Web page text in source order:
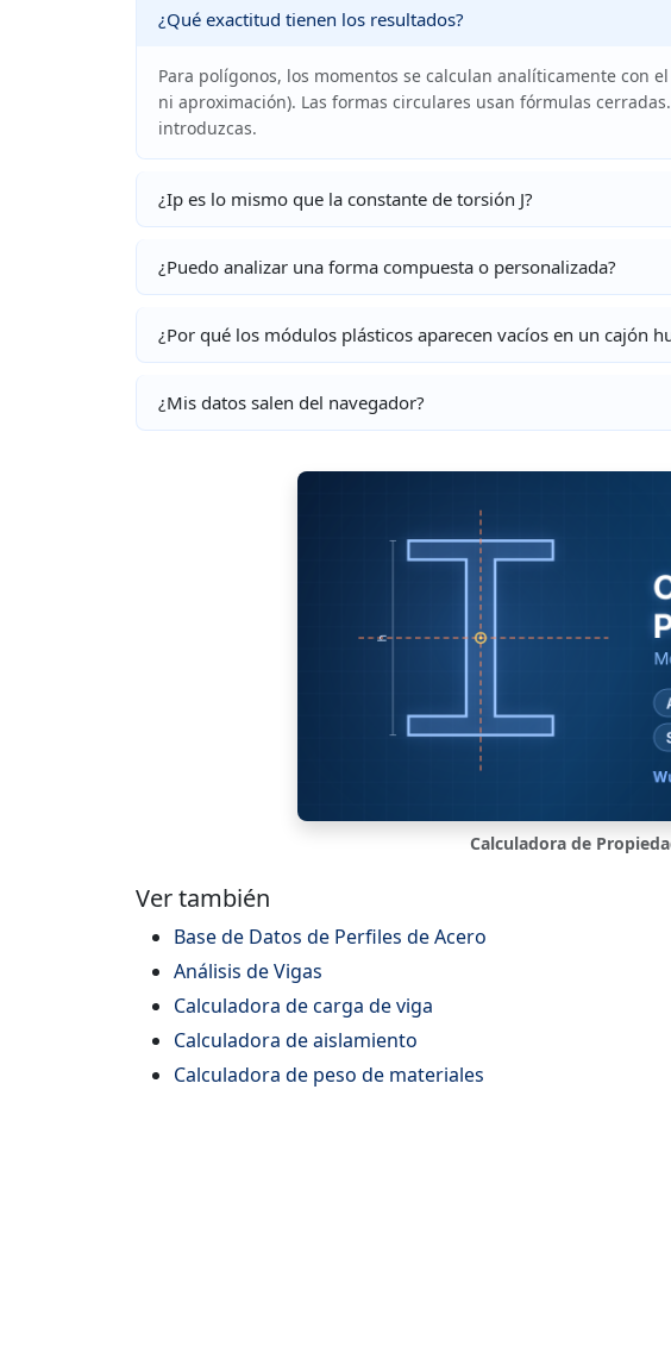
¿Qué exactitud tienen los resultados?
Para polígonos, los momentos se calculan analíticamente con
ni aproximación). Las formas circulares usan fórmulas
introduzcas.
¿Ip es lo mismo que la constante de torsión J?
¿Puedo analizar una forma compuesta o personalizada?
¿Por qué los módulos plásticos aparecen vacíos en un cajón
¿Mis datos salen del navegador?
Calculadora de
Ver también
Base de Datos de Perfiles de Acero
Análisis de Vigas
Calculadora de carga de viga
Calculadora de aislamiento
Calculadora de peso de materiales